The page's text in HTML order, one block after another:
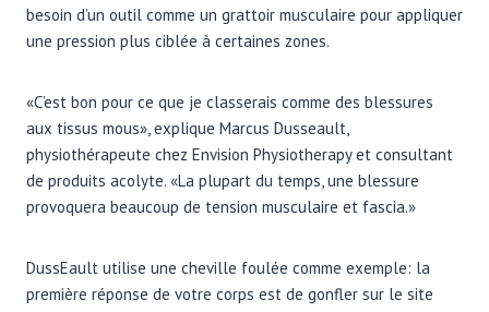
besoin d’un outil comme un grattoir musculaire pour appliquer
une pression plus ciblée à certaines zones.
«C’est bon pour ce que je classerais comme des blessures
aux tissus mous», explique Marcus Dusseault,
physiothérapeute chez Envision Physiotherapy et consultant
de produits acolyte. «La plupart du temps, une blessure
provoquera beaucoup de tension musculaire et fascia.»
DussEault utilise une cheville foulée comme exemple: la
première réponse de votre corps est de gonfler sur le site